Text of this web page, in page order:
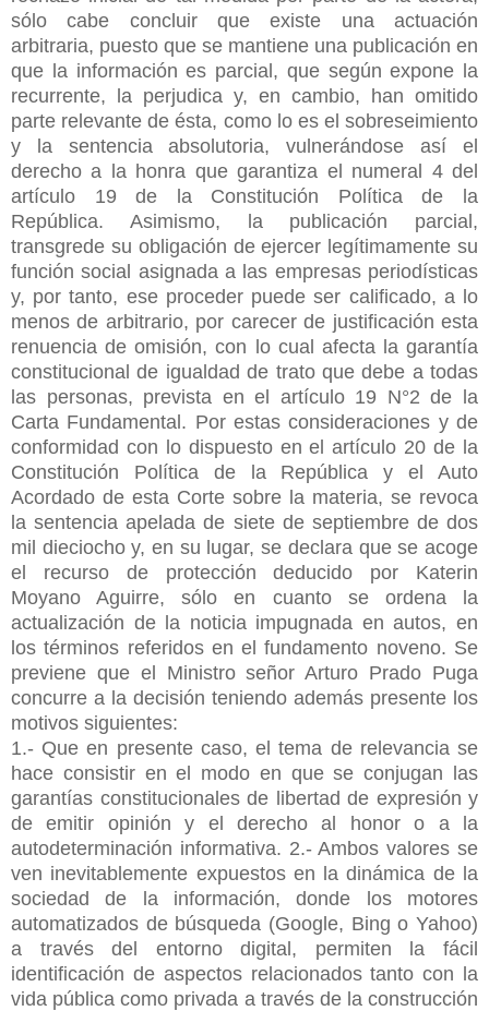
sólo cabe concluir que existe una actuación
arbitraria, puesto que se mantiene una publicación en
que la información es parcial, que según expone la
recurrente, la perjudica y, en cambio, han omitido
parte relevante de ésta, como lo es el sobreseimiento
y la sentencia absolutoria, vulnerándose así el
derecho a la honra que garantiza el numeral 4 del
artículo 19 de la Constitución Política de la
República. Asimismo, la publicación parcial,
transgrede su obligación de ejercer legítimamente su
función social asignada a las empresas periodísticas
y, por tanto, ese proceder puede ser calificado, a lo
menos de arbitrario, por carecer de justificación esta
renuencia de omisión, con lo cual afecta la garantía
constitucional de igualdad de trato que debe a todas
las personas, prevista en el artículo 19 N°2 de la
Carta Fundamental. Por estas consideraciones y de
conformidad con lo dispuesto en el artículo 20 de la
Constitución Política de la República y el Auto
Acordado de esta Corte sobre la materia, se revoca
la sentencia apelada de siete de septiembre de dos
mil dieciocho y, en su lugar, se declara que se acoge
el recurso de protección deducido por Katerin
Moyano Aguirre, sólo en cuanto se ordena la
actualización de la noticia impugnada en autos, en
los términos referidos en el fundamento noveno. Se
previene que el Ministro señor Arturo Prado Puga
concurre a la decisión teniendo además presente los
motivos siguientes:
1.- Que en presente caso, el tema de relevancia se
hace consistir en el modo en que se conjugan las
garantías constitucionales de libertad de expresión y
de emitir opinión y el derecho al honor o a la
autodeterminación informativa. 2.- Ambos valores se
ven inevitablemente expuestos en la dinámica de la
sociedad de la información, donde los motores
automatizados de búsqueda (Google, Bing o Yahoo)
a través del entorno digital, permiten la fácil
identificación de aspectos relacionados tanto con la
vida pública como privada a través de la construcción